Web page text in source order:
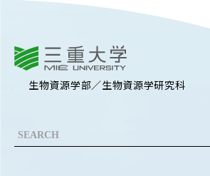
教員一覧
EVENTS
イベントカレンダー
BULLETIN
生物資源学部／生物資源学研究科